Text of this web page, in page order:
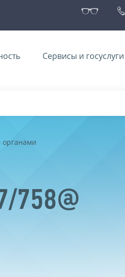
Сервисы и госуслуги
758@